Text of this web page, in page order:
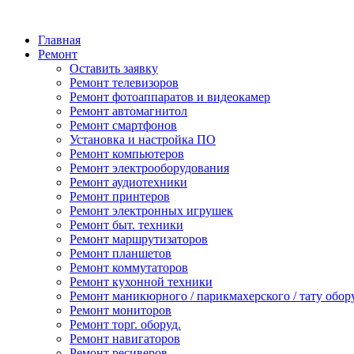
Главная
Ремонт
Оставить заявку
Ремонт телевизоров
Ремонт фотоаппаратов и видеокамер
Ремонт автомагнитол
Ремонт смартфонов
Установка и настройка ПО
Ремонт компьютеров
Ремонт электрооборудования
Ремонт аудиотехники
Ремонт принтеров
Ремонт электронных игрушек
Ремонт быт. техники
Ремонт маршрутизаторов
Ремонт планшетов
Ремонт коммутаторов
Ремонт кухонной техники
Ремонт маникюрного / парикмахерского / тату
Ремонт мониторов
Ремонт торг. оборуд.
Ремонт навигаторов